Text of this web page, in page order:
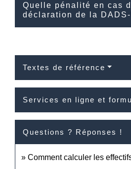
Quelle pénalité en cas
déclaration de la
Textes de référence
Services en ligne et
Questions ? Réponses !
Comment calculer les